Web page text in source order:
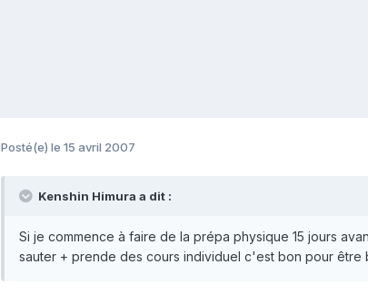
Posté(e) le 15 avril 2007
Kenshin Himura a dit :
Si je commence à faire de la prépa physique 15 jours
sauter + prende des cours individuel c'est bon pour être